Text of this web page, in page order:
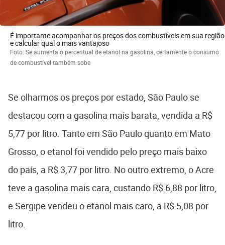
É importante acompanhar os preços dos combustíveis em sua região
e calcular qual o mais vantajoso
Foto: Se aumenta o percentual de etanol na gasolina, certamente o consumo
de combustível também sobe
Se olharmos os preços por estado, São Paulo se
destacou com a gasolina mais barata, vendida a R$
5,77 por litro. Tanto em São Paulo quanto em Mato
Grosso, o etanol foi vendido pelo preço mais baixo
do país, a R$ 3,77 por litro. No outro extremo, o Acre
teve a gasolina mais cara, custando R$ 6,88 por litro,
e Sergipe vendeu o etanol mais caro, a R$ 5,08 por
litro.